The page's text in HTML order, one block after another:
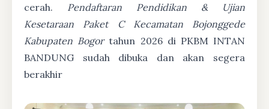
cerah. Pendaftaran Pendidikan & Ujian
Kesetaraan Paket C Kecamatan Bojonggede
Kabupaten Bogortahun 2026 di PKBM INTAN
BANDUNG sudah dibuka dan akan segera
berakhir